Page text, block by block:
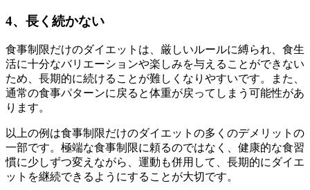
4、長く続かない
食事制限だけのダイエットは、厳しいルールに縛られ、食生
活に十分なバリエーションや楽しみを与えることができない
ため、長期的に続けることが難しくなりやすいです。また、
通常の食事パターンに戻ると体重が戻ってしまう可能性があ
ります。
以上の例は食事制限だけのダイエットの多くのデメリットの
一部です。極端な食事制限に頼るのではなく、健康的な食習
慣に少しずつ変えながら、運動も併用して、長期的にダイエ
ットを継続できるようにすることが大切です。